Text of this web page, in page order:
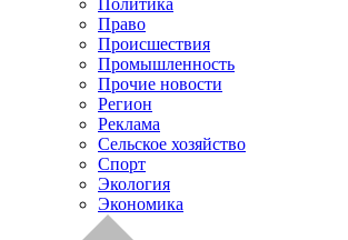
Право
Происшествия
Промышленность
Прочие новости
Регион
Реклама
Сельское хозяйство
Спорт
Экология
Экономика